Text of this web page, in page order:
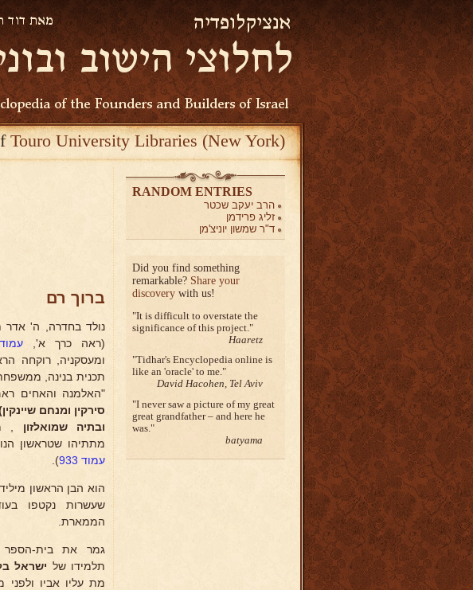
Touro University Libraries (New York)
ברוך רם
נולד בחדרה, ה' אדר תרנ"ט
(ראה כרך א',עמוד
ומעסקניה, רוקחה
תכנית בנינה,
"האלמנה והאחים
סירקין ומנחם
ובתיה שמואלזון ,
מתתיהו שטראשון
עמוד 933
).
הוא הבן הראשון
שעשרות נקטפו
הממארת.
גמר את בית-הספר
תלמידו של ישראל
מת עליו אביו ולפני
RANDOM ENTRIES
הרב יעקב שכטר
זליג פרידמן
ד"ר שמשון יוניצ'מן
Did you find something
remarkable? Share your
discovery with us!
It is difficult to overstate the
significance of this project.
Haaretz
Tidhar's Encyclopedia online is
like an 'oracle' to me.
David Hacohen, Tel Aviv
I never saw a picture of my great
great grandfather – and here he
was.
batyama